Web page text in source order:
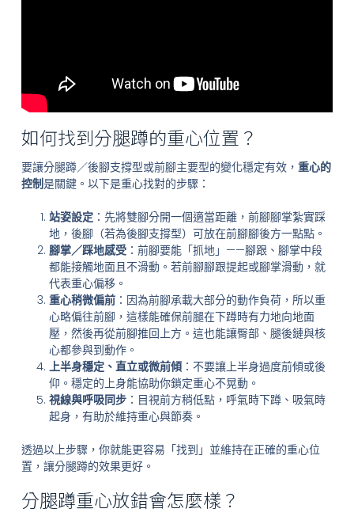
如何找到分腿蹲的重心位置？
要讓分腿蹲／後腳支撐型或前腳主要型的變化穩定有效， 重心的
控制是關鍵。以下是重心找對的步驟：
站姿設定：先將雙腳分開一個適當距離，前腳腳掌紮實踩
地，後腳（若為後腳支撐型）可放在前腳腳後方一點點。
腳掌／踩地感受：前腳要能「抓地」——腳跟、腳掌中段
都能接觸地面且不滑動。若前腳腳跟提起或腳掌滑動，就
代表重心偏移。
重心稍微偏前：因為前腳承載大部分的動作負荷，所以重
心略偏往前腳，這樣能確保前腿在下蹲時有力地向地面
壓，然後再從前腳推回上方。這也能讓臀部、腿後鏈與核
心都參與到動作。
上半身穩定、直立或微前傾：不要讓上半身過度前傾或後
仰。穩定的上身能協助你鎖定重心不晃動。
視線與呼吸同步：目視前方稍低點，呼氣時下蹲、吸氣時
起身，有助於維持重心與節奏。
透過以上步驟，你就能更容易「找到」並維持在正確的重心位
置，讓分腿蹲的效果更好。
分腿蹲重心放錯會怎麼樣？